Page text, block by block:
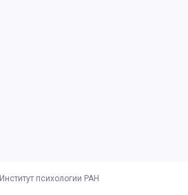
Институт психологии РАН